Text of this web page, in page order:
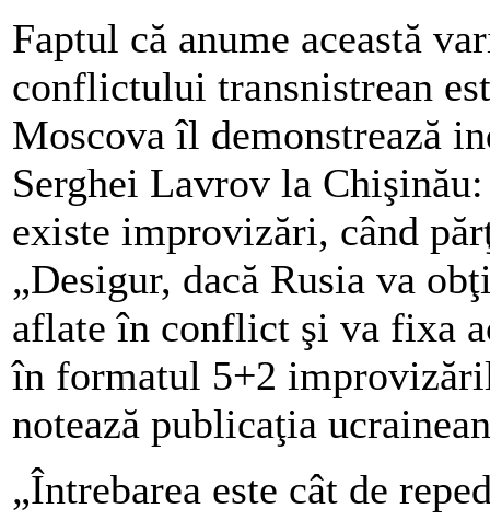
Faptul că anume această
conflictului transnistrean
Moscova îl demonstrează
Serghei Lavrov la
existe improvizări, când
„Desigur, dacă Rusia va
aflate în conflict şi va fixa
în formatul 5+2
notează publicaţia
„Întrebarea este cât de